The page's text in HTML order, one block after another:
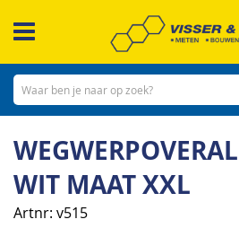
naar
inhoud
WIT MAAT XXL
Artnr v515